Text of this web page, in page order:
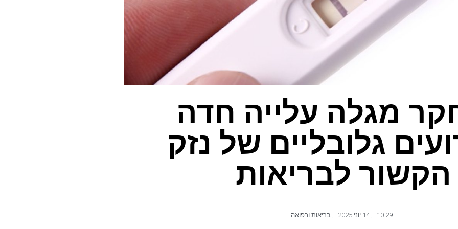
מגלה עלייה חדה
גלובליים של נזק
הקשור לבריאות
10:29
, 14 יוני 2025 , בריאות ורפואה